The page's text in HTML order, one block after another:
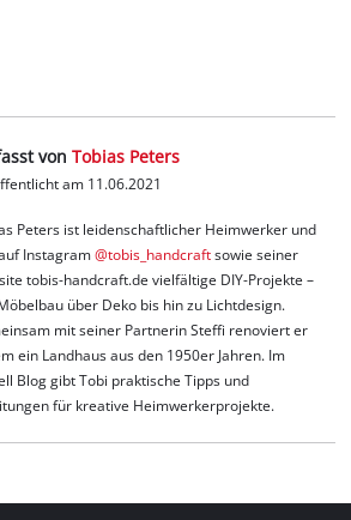
von Tobias Peters
am 11.06.2021
Peters ist leidenschaftlicher Heimwerker und
Instagram @tobis_handcraft sowie seiner
tobis-handcraft.de vielfältige DIY-Projekte –
über Deko bis hin zu Lichtdesign.
mit seiner Partnerin Steffi renoviert er
ein Landhaus aus den 1950er Jahren. Im
Blog gibt Tobi praktische Tipps und
für kreative Heimwerkerprojekte.